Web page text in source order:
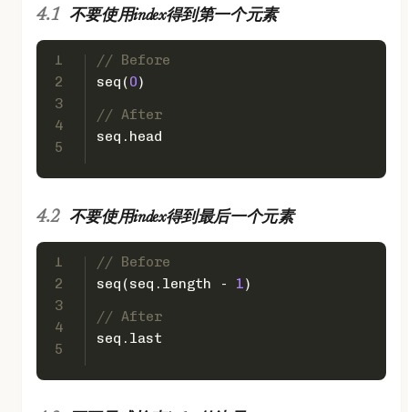
不要使用index得到第一个元素
1
2
3
4
5
// Before
seq(0)
// After
seq.head
不要使用index得到最后一个元素
1
2
3
4
5
// Before
seq(seq.length - 1)
// After
seq.last